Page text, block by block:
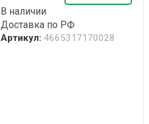
В наличии
Доставка по РФ
Артикул: 4665317170028